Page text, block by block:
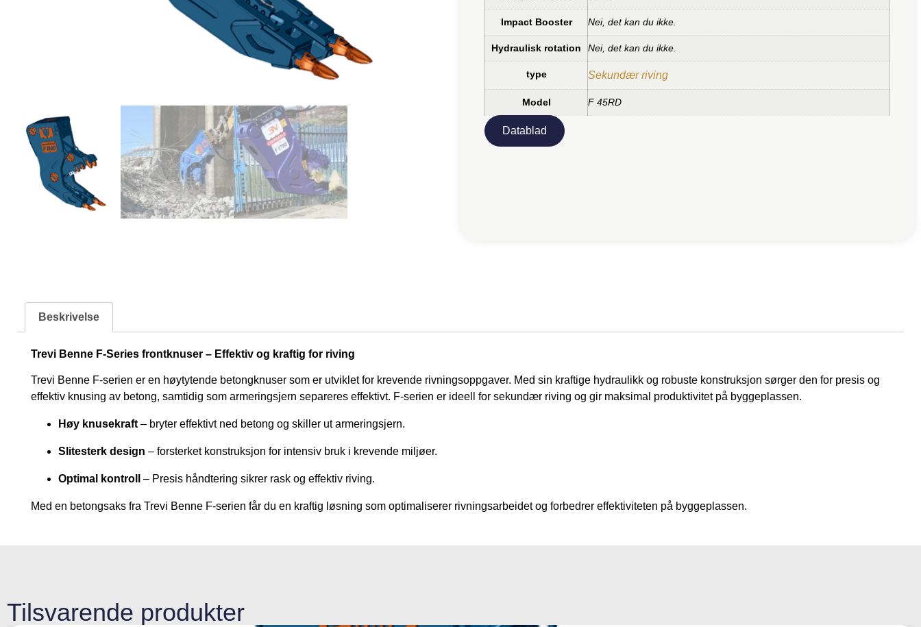
Impact Booster Nei, det kan du ikke.
Hydraulisk rotation Nei, det kan du ikke.
type Sekundær riving
Model F 45RD
Datablad
Beskrivelse
Trevi Benne F-Series frontknuser – Effektiv og kraftig for riving
Trevi Benne F-serien er en høytytende betongknuser som er utviklet for krevende rivningsoppgaver. Med sin kraftige hydraulikk og robuste konstruksjon sørger den for presis og
effektiv knusing av betong, samtidig som armeringsjern separeres effektivt. F-serien er ideell for sekundær riving og gir maksimal produktivitet på byggeplassen.
Høy knusekraft – bryter effektivt ned betong og skiller ut armeringsjern.
Slitesterk design – forsterket konstruksjon for intensiv bruk i krevende miljøer.
Optimal kontroll – Presis håndtering sikrer rask og effektiv riving.
Med en betongsaks fra Trevi Benne F-serien får du en kraftig løsning som optimaliserer rivningsarbeidet og forbedrer effektiviteten på byggeplassen.
Tilsvarende produkter